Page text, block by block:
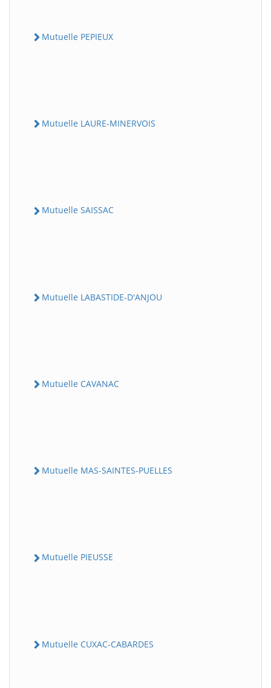
Mutuelle PEPIEUX
Mutuelle LAURE-MINERVOIS
Mutuelle SAISSAC
Mutuelle LABASTIDE-D'ANJOU
Mutuelle CAVANAC
Mutuelle MAS-SAINTES-PUELLES
Mutuelle PIEUSSE
Mutuelle CUXAC-CABARDES